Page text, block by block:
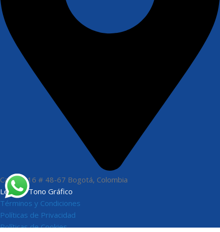
Carrera 16 # 48-67 Bogotá, Colombia
Legales Tono Gráfico
Términos y Condiciones
Políticas de Privacidad
Políticas de Cookies